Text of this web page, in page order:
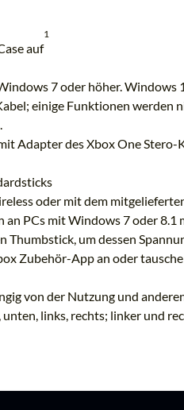
auf
1
7 oder höher.
einige Funktionen werden
Adapter des Xbox One
oder mit dem
an PCs mit Windows 7 oder
um dessen
Zubehör-App an oder
von der Nutzung und
unten, links, rechts; linker und